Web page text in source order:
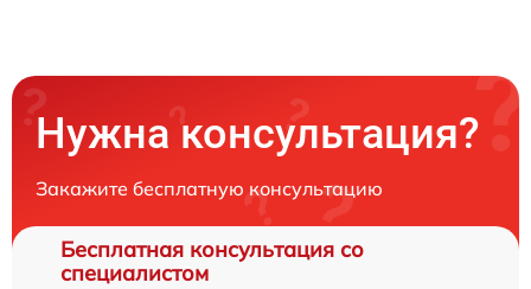
Нужна консультация?
Закажите бесплатную консультацию
Бесплатная консультация со
специалистом